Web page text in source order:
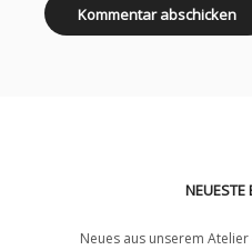
NEUESTE
Neues aus unserem